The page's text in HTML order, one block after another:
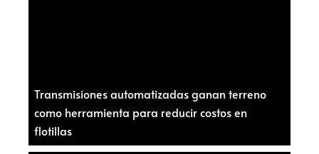
Transmisiones automatizadas ganan terreno
como herramienta para reducir costos en
flotillas